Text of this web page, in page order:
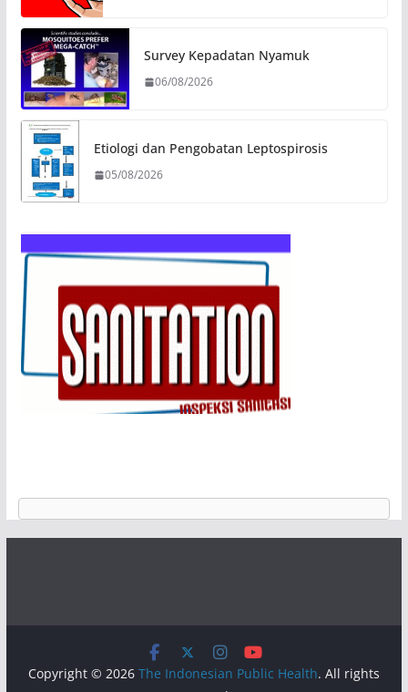
Survey Kepadatan Nyamuk
06/08/2026
Etiologi dan Pengobatan Leptospirosis
05/08/2026
Copyright © 2026 The Indonesian Public Health. All rights